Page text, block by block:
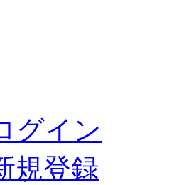
グイン
規登録